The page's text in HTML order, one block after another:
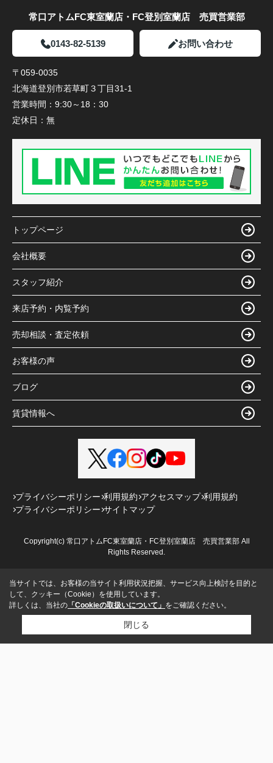
常口アトムFC東室蘭店・FC登別室蘭店 売買営業部
0143-82-5139 お問い合わせ
〒059-0035
北海道登別市若草町３丁目31-1
営業時間： 9:30～18：30
定休日： 無
トップページ
会社概要
スタッフ紹介
来店予約・内覧予約
売却相談・査定依頼
お客様の声
ブログ
賃貸情報へ
プライバシーポリシー 利用規約 アクセスマップ 利用規約
プライバシーポリシー サイトマップ
Copyright(c) 常口アトムFC東室蘭店・FC登別室蘭店 売買営業部 All
Rights Reserved.
当サイトでは、お客様の当サイト利用状況把握、サービス向上検討を目的と
して、クッキー（Cookie）を使用しています。
詳しくは、当社の 「Cookieの取扱いについて」 をご確認ください。
閉じる